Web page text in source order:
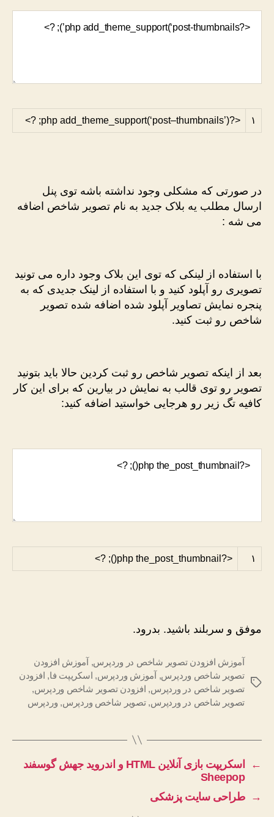
۱ <?php
add_theme_support(‘post–thumbnails’)
;
?>
در صورتی که مشکلی وجود نداشته باشه توی پنل
ارسال مطلب یه بلاک جدید به نام تصویر شاخص اضافه
می شه :
با استفاده از لینکی که توی این بلاک وجود داره می تونید
تصویری رو آپلود کنید و با استفاده از لینک جدیدی که به
پنجره نمایش تصاویر آپلود شده اضافه شده تصویر
شاخص رو ثبت کنید.
بعد از اینکه تصویر شاخص رو ثبت کردین حالا باید بتونید
تصویر رو توی قالب به نمایش در بیارین که برای این کار
کافیه تگ زیر رو هرجایی خواستید اضافه کنید:
۱ <?php
the_post_thumbnail
(
)
;
?>
موفق و سربلند باشید. بدرود.
برچسب‌ها
آموزش افزودن تصویر شاخص در وردپرس, آموزش افزودن
تصویر شاخص وردپرس, آموزش وردپرس, اسکریپت فا, افزودن
تصویر شاخص در وردپرس, افزودن تصویر شاخص وردپرس,
تصویر شاخص در وردپرس,تصویر شاخص وردپرس, وردپرس
←
اسکریپت بازی آنلاین HTML و اندروید جهش گوسفند
Sheepop
→
طراحی سایت پزشکی